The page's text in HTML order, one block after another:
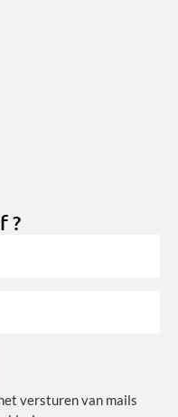
?
versturen van mails